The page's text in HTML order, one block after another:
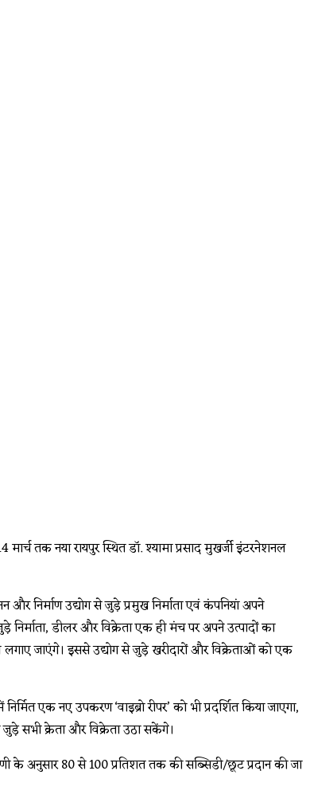
तक नया रायपुर स्थित डॉ. श्यामा प्रसाद मुखर्जी इंटरनेशनल
निर्माण उद्योग से जुड़े प्रमुख निर्माता एवं कंपनियां अपने
डीलर और विक्रेता एक ही मंच पर अपने उत्पादों का
लगाए जाएंगे। इससे उद्योग से जुड़े खरीदारों और विक्रेताओं को एक
एक नए उपकरण ‘वाइब्रो रीपर’ को भी प्रदर्शित किया जाएगा,
सभी क्रेता और विक्रेता उठा सकेंगे।
के अनुसार 80 से 100 प्रतिशत तक की सब्सिडी/छूट प्रदान की जा